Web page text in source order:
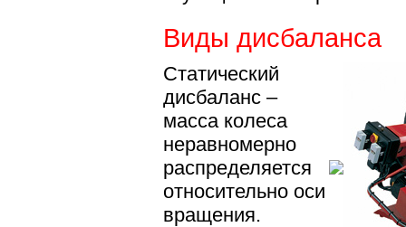
Виды дисбаланса
Статический
дисбаланс –
масса колеса
неравномерно
распределяется
относительно оси
вращения.